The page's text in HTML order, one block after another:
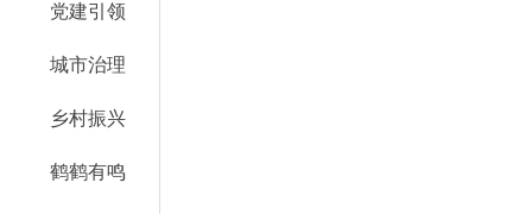
党建引领
城市治理
乡村振兴
鹤鹤有鸣